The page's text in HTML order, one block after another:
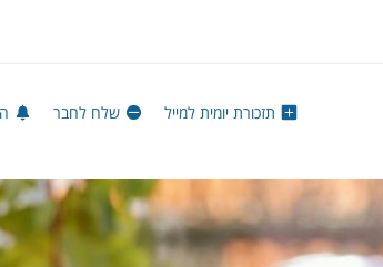
תזכורת יומית למייל שלח לחבר